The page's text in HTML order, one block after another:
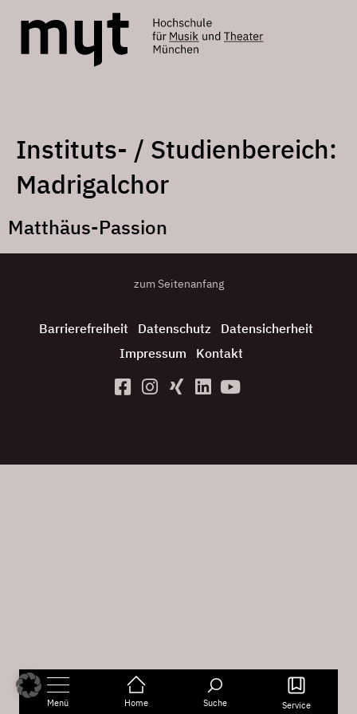
Menü Home Suche Service
Instituts- / Studienbereich:
Madrigalchor
Matthäus-Passion
zum Seitenanfang
Barrierefreiheit Datenschutz
Datensicherheit
Impressum
Kontakt